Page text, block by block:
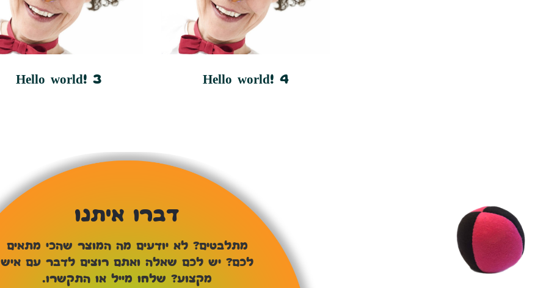
Hello world! 4
Hello world! 3
דברו איתנו
מתלבטים? לא יודעים מה המוצר שהכי מתאים
לכם? יש לכם שאלה ואתם רוצים לדבר עם איש
מקצוע? שלחו מייל או התקשרו.